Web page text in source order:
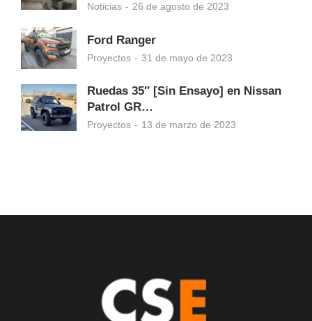
Noticias 26 de agosto de 2023
Ford Ranger
Proyectos 31 de mayo de 2023
Ruedas 35″ [Sin Ensayo] en Nissan
Patrol GR…
Proyectos 13 de marzo de 2023